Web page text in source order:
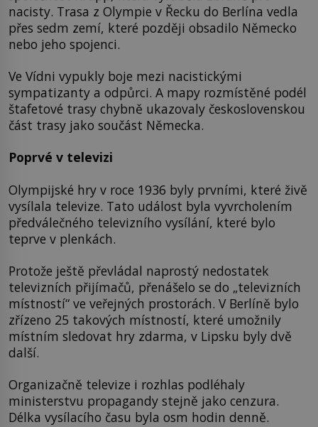
nacisty. Trasa z Olympie v Řecku do Berlína vedla
přes sedm zemí, které později obsadilo Německo
nebo jeho spojenci.
Ve Vídni vypukly boje mezi nacistickými
sympatizanty a odpůrci. A mapy rozmístěné podél
štafetové trasy chybně ukazovaly československou
část trasy jako součást Německa.
Poprvé v televizi
Olympijské hry v roce 1936 byly prvními, které živě
vysílala televize. Tato událost byla vyvrcholením
předválečného televizního vysílání, které bylo
teprve v plenkách.
Protože ještě převládal naprostý nedostatek
televizních přijímačů, přenášelo se do „televizních
místností“ ve veřejných prostorách. V Berlíně bylo
zřízeno 25 takových místností, které umožnily
místním sledovat hry zdarma, v Lipsku byly dvě
další.
Organizačně televize i rozhlas podléhaly
ministerstvu propagandy stejně jako cenzura.
Délka vysílacího času byla osm hodin denně.